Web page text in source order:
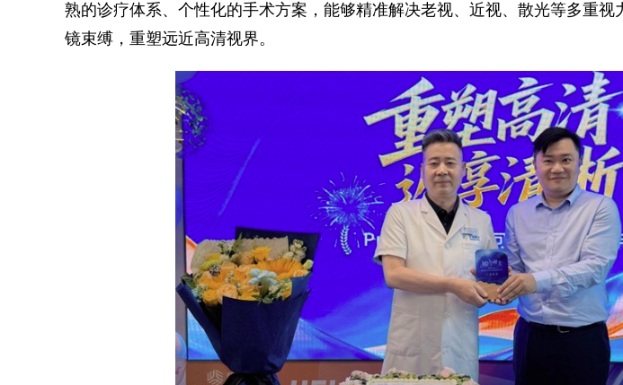
熟的诊疗体系、个性化的手术方案，能够精准解决老视、近视、散光等多重视
镜束缚，重塑远近高清视界。